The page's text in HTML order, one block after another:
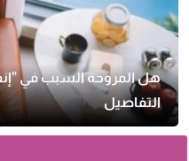
هل المروحة السبب في
التفاصيل